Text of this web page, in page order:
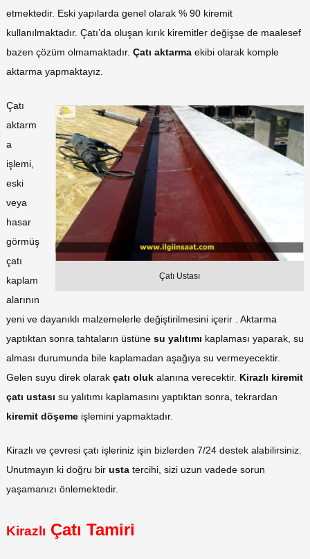
etmektedir. Eski yapılarda genel olarak % 90 kiremit
kullanılmaktadır. Çatı’da oluşan kırık kiremitler değişse de maalesef
bazen çözüm olmamaktadır. Çatı aktarma ekibi olarak komple
aktarma yapmaktayız.
Çatı Ustası
Çatı
aktarm
a
işlemi,
eski
veya
hasar
görmüş
çatı
kaplam
alarının
yeni ve dayanıklı malzemelerle değiştirilmesini içerir . Aktarma
yaptıktan sonra tahtaların üstüne su yalıtımı kaplaması yaparak, su
alması durumunda bile kaplamadan aşağıya su vermeyecektir.
Gelen suyu direk olarak çatı oluk alanına verecektir. Kirazlı kiremit
çatı ustası su yalıtımı kaplamasını yaptıktan sonra, tekrardan
kiremit döşeme işlemini yapmaktadır.
Kirazlı ve çevresi çatı işleriniz işin bizlerden 7/24 destek alabilirsiniz.
Unutmayın ki doğru bir usta tercihi, sizi uzun vadede sorun
yaşamanızı önlemektedir.
Kirazlı Çatı Tamiri